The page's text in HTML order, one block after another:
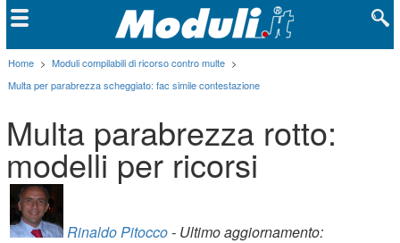
Home > Moduli compilabili di ricorso contro multe >
Multa per parabrezza scheggiato: fac simile contestazione
Multa parabrezza rotto:
modelli per ricorsi
Rinaldo Pitocco- Ultimo aggiornamento: